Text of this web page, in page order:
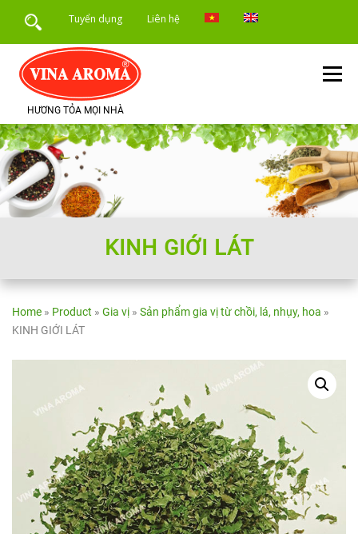
Tuyển dụng Liên hệ
HƯƠNG TỎA MỌI NHÀ
Menu
TRANG CHỦ GIỚI THIỆU SẢN PHẨM
DỊCH VỤ TIN TỨC
KINH GIỚI LÁT
Home » Product » Gia vị » Sản phẩm gia vị từ chồi, lá, nhụy, hoa »
KINH GIỚI LÁT